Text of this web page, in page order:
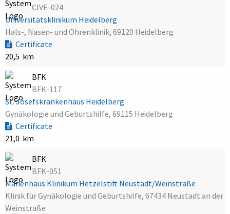
CIVE-024
Universitätsklinikum Heidelberg
Hals-, Nasen- und Ohrenklinik, 69120 Heidelberg
Certificate
20,5 km
BFK
BFK-117
St. Josefskrankenhaus Heidelberg
Gynäkologie und Geburtshilfe, 69115 Heidelberg
Certificate
21,0 km
BFK
BFK-051
Marienhaus Klinikum Hetzelstift Neustadt/Weinstraße
Klinik für Gynäkologie und Geburtshilfe, 67434 Neustadt an der
Weinstraße